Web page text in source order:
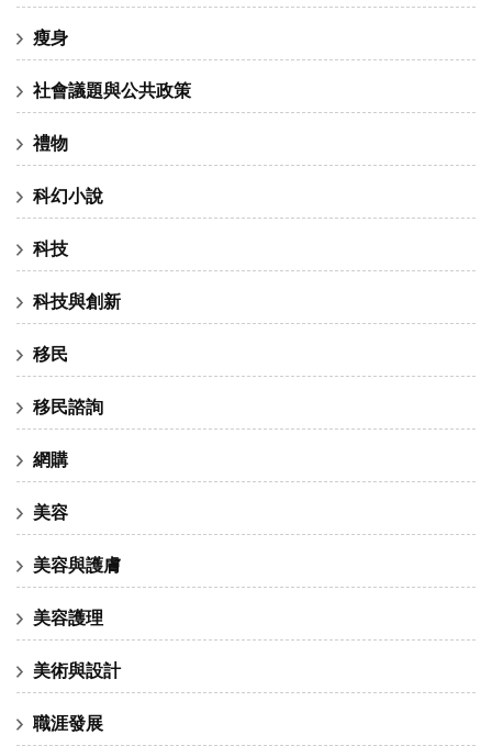
瘦身
社會議題與公共政策
禮物
科幻小說
科技
科技與創新
移民
移民諮詢
網購
美容
美容與護膚
美容護理
美術與設計
職涯發展